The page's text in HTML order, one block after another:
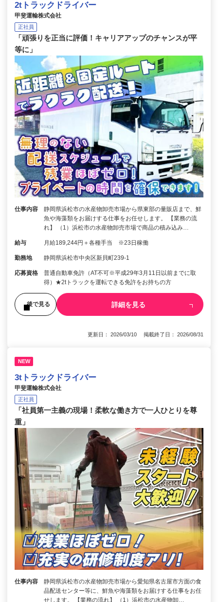
2tトラックドライバー
甲斐運輸株式会社
正社員
「頑張りを正当に評価！キャリアアップのチャンスが平
等に」
仕事内容
静岡県浜松市の水産物卸売市場から県東部の量販店まで、鮮
魚や海藻類をお届けする仕事をお任せします。 【業務の流
れ】 （1）浜松市の水産物卸売市場で商品の積み込み…
給与 月給189,244円＋各種手当 ※23日稼働
勤務地 静岡県浜松市中央区新貝町239-1
応募資格
普通自動車免許（AT不可※平成29年3月11日以前までに取
得）★2tトラックを運転できる免許をお持ちの方
後で見る 詳細を見る
更新日： 2026/03/10 掲載終了日： 2026/08/31
NEW
3tトラックドライバー
甲斐運輸株式会社
正社員
「社員第一主義の現場！柔軟な働き方で一人ひとりを尊
重」
仕事内容
静岡県浜松市の水産物卸売市場から愛知県名古屋市方面の食
品配送センター等に、鮮魚や海藻類をお届けする仕事をお任
せします。 【業務の流れ】 （1）浜松市の水産物卸…